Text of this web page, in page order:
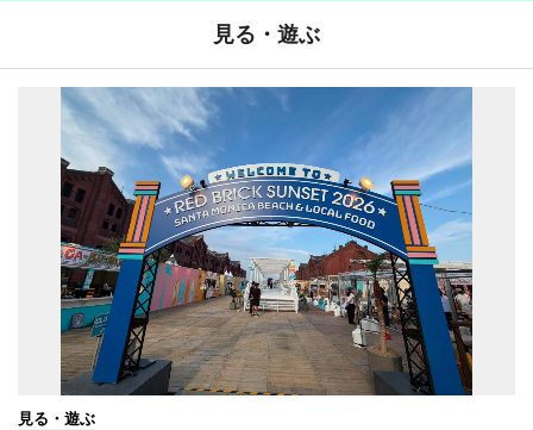
見る・遊ぶ
見る・遊ぶ